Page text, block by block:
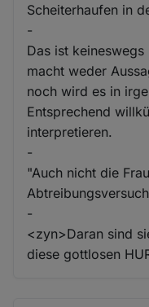
Scheiterhaufen in
-
Das ist
macht weder
noch wird es in
Entsprechend
interpretieren.
-
"Auch nicht die
-
<zyn>Daran sind
diese gottlosen